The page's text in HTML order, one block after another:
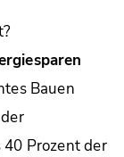
Bauen
Prozent der